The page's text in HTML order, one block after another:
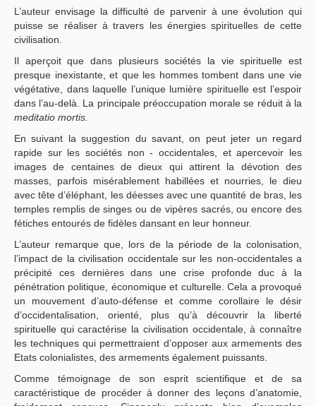
L’auteur envisage la difficulté de parvenir à une évolution qui
puisse se réaliser à travers les énergies spirituelles de cette
civilisation.
Il aperçoit que dans plusieurs sociétés la vie spirituelle est
presque inexistante, et que les hommes tombent dans une vie
végétative, dans laquelle l’unique lumière spirituelle est l’espoir
dans l’au-delà. La principale préoccupation morale se réduit à la
meditatio mortis.
En suivant la suggestion du savant, on peut jeter un regard
rapide sur les sociétés non - occidentales, et apercevoir les
images de centaines de dieux qui attirent la dévotion des
masses, parfois misérablement habillées et nourries, le dieu
avec tête d’éléphant, les déesses avec une quantité de bras, les
temples remplis de singes ou de vipères sacrés, ou encore des
fétiches entourés de fidèles dansant en leur honneur.
L’auteur remarque que, lors de la période de la colonisation,
l’impact de la civilisation occidentale sur les non-occidentales a
précipité ces dernières dans une crise profonde duc à la
pénétration politique, économique et culturelle. Cela a provoqué
un mouvement d’auto-défense et comme corollaire le désir
d’occidentalisation, orienté, plus qu’à découvrir la liberté
spirituelle qui caractérise la civilisation occidentale, à connaître
les techniques qui permettraient d’opposer aux armements des
Etats colonialistes, des armements également puissants.
Comme témoignage de son esprit scientifique et de sa
caractéristique de procéder à donner des leçons d’anatomie,